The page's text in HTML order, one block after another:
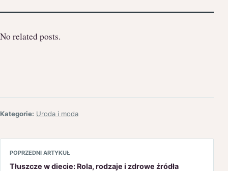
No related posts.
Kategorie: Uroda i moda
POPRZEDNI ARTYKUŁ
Tłuszcze w diecie: Rola, rodzaje i zdrowe źródła